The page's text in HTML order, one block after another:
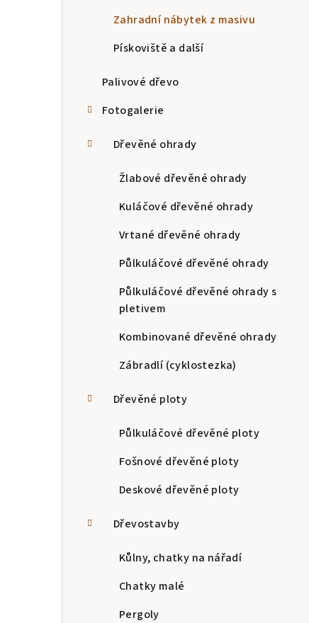
Zahradní nábytek z masivu
Pískoviště a další
Palivové dřevo
Fotogalerie
Dřevěné ohrady
Žlabové dřevěné ohrady
Kuláčové dřevěné ohrady
Vrtané dřevěné ohrady
Půlkuláčové dřevěné ohrady
Půlkuláčové dřevěné ohrady s
pletivem
Kombinované dřevěné ohrady
Zábradlí (cyklostezka)
Dřevěné ploty
Půlkuláčové dřevěné ploty
Fošnové dřevěné ploty
Deskové dřevěné ploty
Dřevostavby
Kůlny, chatky na nářadí
Chatky malé
Pergoly